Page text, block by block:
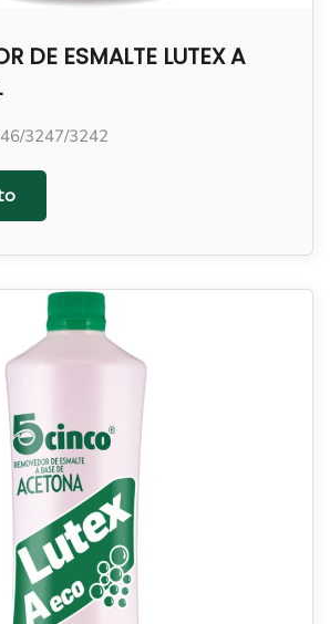
DE ESMALTE LUTEX A
3247/3242